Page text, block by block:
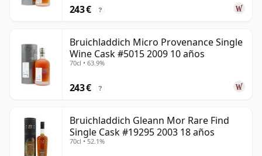
243 € ?
Bruichladdich Micro Provenance Single
Wine Cask #5015 2009 10 años
70cl • 63.9%
243 € ?
Bruichladdich Gleann Mor Rare Find
Single Cask #19295 2003 18 años
70cl • 52.1%